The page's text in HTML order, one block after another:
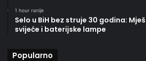
1 hour ranije
Selo u BiH bez struje 30 godina:
svijeće i baterijske lampe
Popularno